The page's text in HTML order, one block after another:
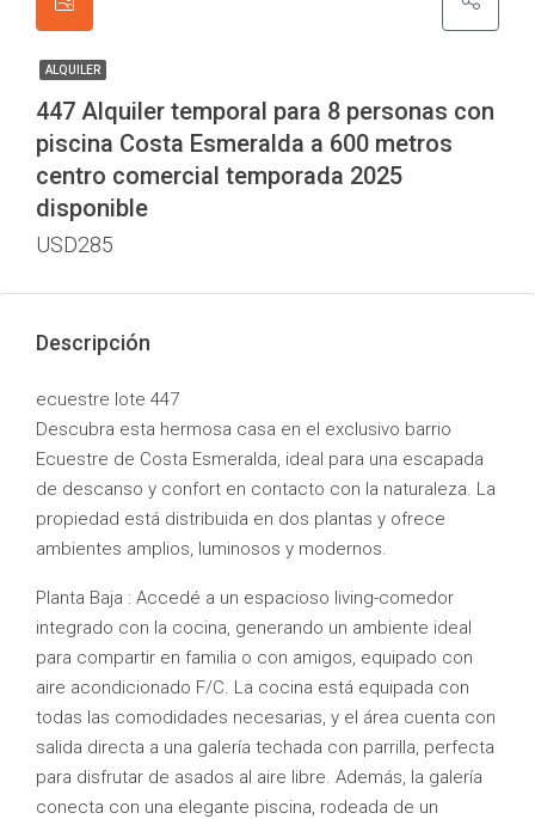
ALQUILER
447 Alquiler temporal para 8 personas con
piscina Costa Esmeralda a 600 metros
centro comercial temporada 2025
disponible
USD285
Descripción
ecuestre lote 447
Descubra esta hermosa casa en el exclusivo barrio
Ecuestre de Costa Esmeralda, ideal para una escapada
de descanso y confort en contacto con la naturaleza. La
propiedad está distribuida en dos plantas y ofrece
ambientes amplios, luminosos y modernos.
Planta Baja : Accedé a un espacioso living-comedor
integrado con la cocina, generando un ambiente ideal
para compartir en familia o con amigos, equipado con
aire acondicionado F/C. La cocina está equipada con
todas las comodidades necesarias, y el área cuenta con
salida directa a una galería techada con parrilla, perfecta
para disfrutar de asados al aire libre. Además, la galería
conecta con una elegante piscina, rodeada de un